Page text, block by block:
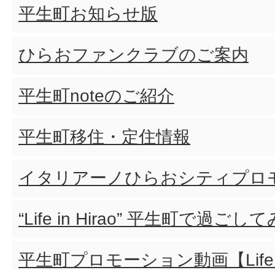
平生町お知らせ版
ひらおファンクラブのご案内
平生町noteのご紹介
平生町移住・定住情報
イタリアーノひらおシティプロ
“Life in Hirao” 平生町で過ごして
平生町プロモーション動画【